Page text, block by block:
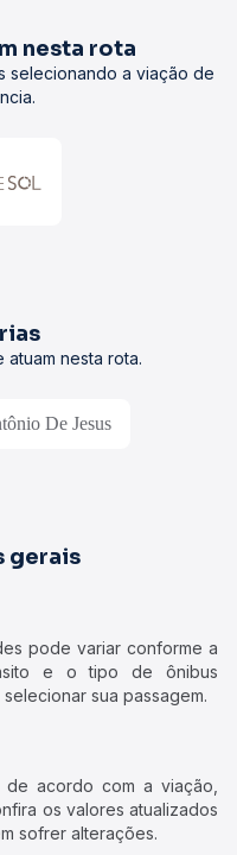
nesta rota
selecionando a viação de
nesta rota.
De Jesus
gerais
pode variar conforme a
e o tipo de ônibus
sua passagem.
de acordo com a viação,
os valores atualizados
sofrer alterações.